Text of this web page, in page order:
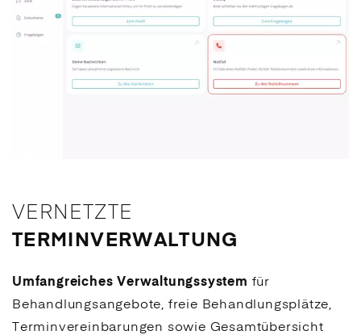
VERNETZTE
TERMINVERWALTUNG
Umfangreiches Verwaltungssystem für
Behandlungs­­angebote, freie Behandlungs­plätze,
Termin­­verein­barungen sowie Gesamt­übersicht